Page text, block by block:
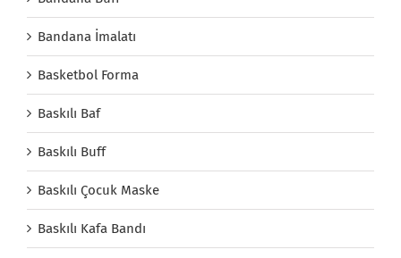
Bandana İmalatı
Basketbol Forma
Baskılı Baf
Baskılı Buff
Baskılı Çocuk Maske
Baskılı Kafa Bandı